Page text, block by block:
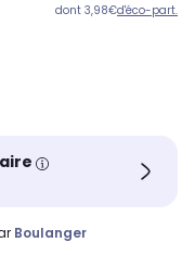
dont 3,98€d'éco-part.
Boulanger